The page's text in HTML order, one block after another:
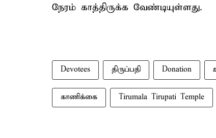
நேரம் காத்திருக்க வேண்டியுள்ளது.
Devotees திருப்பதி Donation
காணிக்கை Tirumala Tirupati Temple